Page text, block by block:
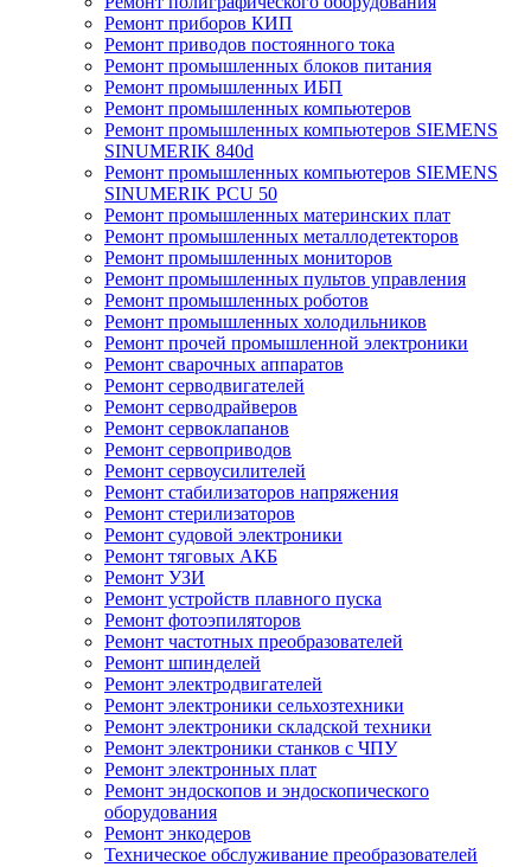
Ремонт приборов КИП
Ремонт приводов постоянного тока
Ремонт промышленных блоков питания
Ремонт промышленных ИБП
Ремонт промышленных компьютеров
Ремонт промышленных компьютеров SIEMENS
SINUMERIK 840d
Ремонт промышленных компьютеров SIEMENS
SINUMERIK PCU 50
Ремонт промышленных материнских плат
Ремонт промышленных металлодетекторов
Ремонт промышленных мониторов
Ремонт промышленных пультов управления
Ремонт промышленных роботов
Ремонт промышленных холодильников
Ремонт прочей промышленной электроники
Ремонт сварочных аппаратов
Ремонт серводвигателей
Ремонт серводрайверов
Ремонт сервоклапанов
Ремонт сервоприводов
Ремонт сервоусилителей
Ремонт стабилизаторов напряжения
Ремонт стерилизаторов
Ремонт судовой электроники
Ремонт тяговых АКБ
Ремонт УЗИ
Ремонт устройств плавного пуска
Ремонт фотоэпиляторов
Ремонт частотных преобразователей
Ремонт шпинделей
Ремонт электродвигателей
Ремонт электроники сельхозтехники
Ремонт электроники складской техники
Ремонт электроники станков с ЧПУ
Ремонт электронных плат
Ремонт эндоскопов и эндоскопического
оборудования
Ремонт энкодеров
Техническое обслуживание преобразователей